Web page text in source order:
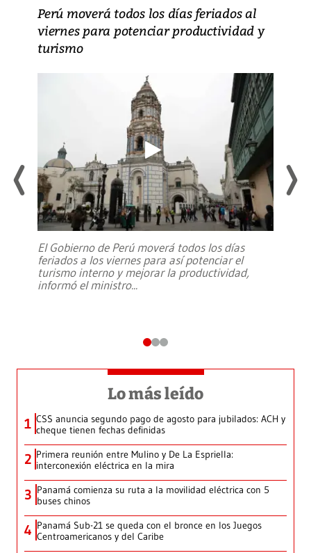
Perú moverá todos los días feriados al
viernes para potenciar productividad y
turismo
El Gobierno de Perú moverá todos los días
feriados a los viernes para así potenciar el
turismo interno y mejorar la productividad,
informó el ministro...
Lo más leído
1 CSS anuncia segundo pago de agosto para jubilados: ACH y
cheque tienen fechas definidas
2 Primera reunión entre Mulino y De La Espriella:
interconexión eléctrica en la mira
3 Panamá comienza su ruta a la movilidad eléctrica con 5
buses chinos
4 Panamá Sub-21 se queda con el bronce en los Juegos
Centroamericanos y del Caribe